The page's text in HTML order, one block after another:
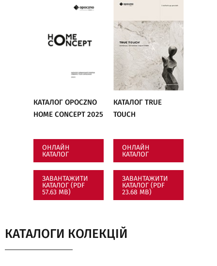
КАТАЛОГ OPOCZNO
HOME CONCEPT 2025
ОНЛАЙН
КАТАЛОГ
ЗАВАНТАЖИТИ
КАТАЛОГ (PDF
57.63 MB)
КАТАЛОГ TRUE
TOUCH
ОНЛАЙН
КАТАЛОГ
ЗАВАНТАЖИТИ
КАТАЛОГ (PDF
23.68 MB)
КАТАЛОГИ КОЛЕКЦІЙ